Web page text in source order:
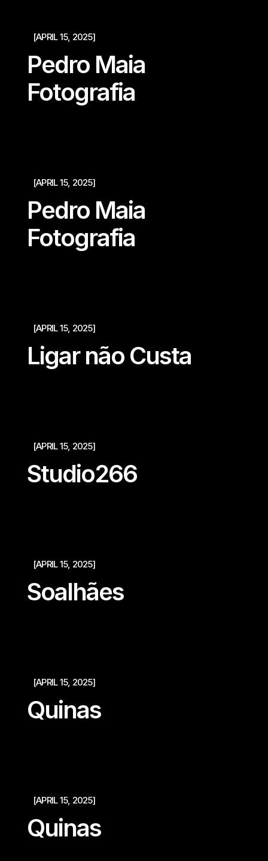
[APRIL 15, 2025]
Pedro Maia
Fotografia
[APRIL 15, 2025]
Pedro Maia
Fotografia
[APRIL 15, 2025]
Ligar não Custa
[APRIL 15, 2025]
Studio266
[APRIL 15, 2025]
Soalhães
[APRIL 15, 2025]
Quinas
[APRIL 15, 2025]
Quinas